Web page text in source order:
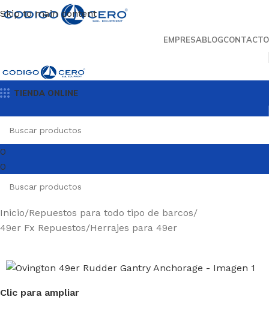
Skip to main content
EMPRESABLOGCONTACTO
TIENDA ONLINE
0
0
Inicio/Repuestos para todo tipo de barcos/
49er Fx Repuestos/Herrajes para 49er
Clic para ampliar